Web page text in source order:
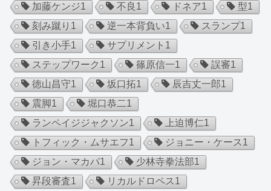
加藤ケンジ1 不良 1 ドネア1 型1
刻み蹴り 1 逆一本背負い1 スランプ1
引き小手1 サプリメント 1
ステップワーク1 篠原信一1 誤審1
徳山昌守1 坂口拓1 辰吉丈一郎1
震脚1 堀口恭二1
ランペイジジャクソン1 上迫博仁1
トフィック・ムサエフ1 ジョニー・ケース1
ジョン・マカパ1 少林寺拳法部1
昇段審査1 リカルドロペス1